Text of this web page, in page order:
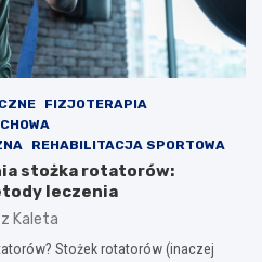
FIZJOTERAPIA
REHABILITACJA SPORTOWA
stożka rotatorów:
leczenia
Kaleta
Stożek rotatorów (inaczej